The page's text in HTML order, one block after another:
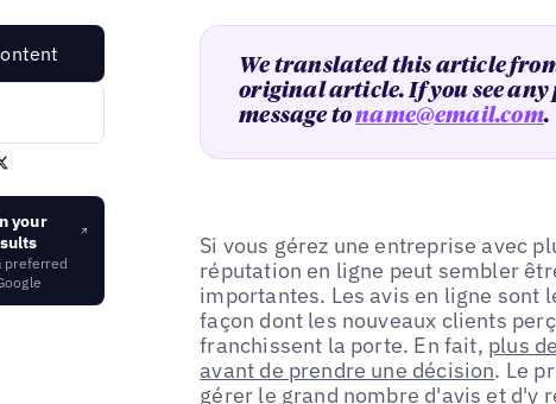
your
preferred
We translated this article
original article. If you see any
message toname@email.com.
Si vous gérez une entreprise avec
réputation en ligne peut sembler
importantes. Les avis en ligne sont
façon dont les nouveaux clients
franchissent la porte. En fait, plus
avant de prendre une décision. Le
gérer le grand nombre d'avis et d'y